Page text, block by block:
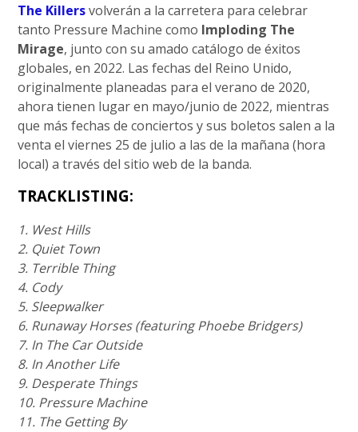
The Killersvolverán a la carretera para celebrar
tanto Pressure Machine como Imploding The
Mirage, junto con su amado catálogo de éxitos
globales, en 2022. Las fechas del Reino Unido,
originalmente planeadas para el verano de 2020,
ahora tienen lugar en mayo/junio de 2022, mientras
que más fechas de conciertos y sus boletos salen a la
venta el viernes 25 de julio a las de la mañana (hora
local) a través del sitio web de la banda.
TRACKLISTING:
1. West Hills
2. Quiet Town
3. Terrible Thing
4. Cody
5. Sleepwalker
6. Runaway Horses (featuring Phoebe Bridgers)
7. In The Car Outside
8. In Another Life
9. Desperate Things
10. Pressure Machine
11. The Getting By